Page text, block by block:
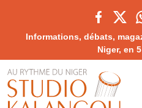
Informations, débats,
Niger, en